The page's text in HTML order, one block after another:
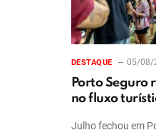
DESTAQUE 05/08/
Porto Seguro
no fluxo
Julho fechou em